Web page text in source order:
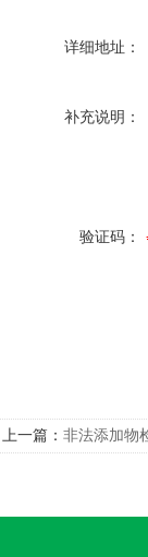
详细地址：
补充说明：
验证码：
上一篇： 非法添加物